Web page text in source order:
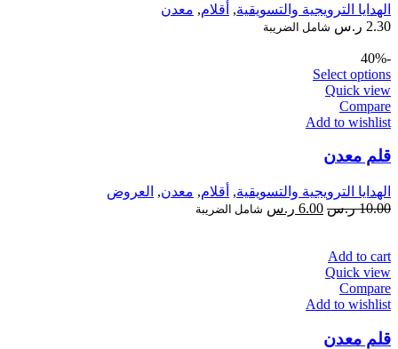
الهدايا الترويجية والتسويقية, أقلام, معدن
2.30 ر.س شامل الضريبة
-40%
Select options
Quick view
Compare
Add to wishlist
قلم معدن
الهدايا الترويجية والتسويقية, أقلام, معدن, العروض
10.00 ر.س 6.00 ر.س شامل الضريبة
Add to cart
Quick view
Compare
Add to wishlist
قلم معدن